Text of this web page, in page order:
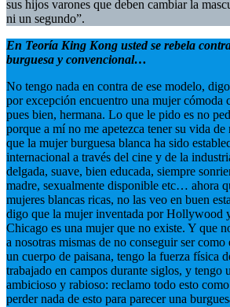
sus hijos varones que deben cambiar la
ni un segundo”.
En Teoría King Kong usted se rebela
burguesa y convencional…
No tengo nada en contra de ese modelo,
por excepción encuentro una mujer cómoda
pues bien, hermana. Lo que le pido es no
porque a mí no me apetezca tener su vida
que la mujer burguesa blanca ha sido
internacional a través del cine y de la
delgada, suave, bien educada, siempre
madre, sexualmente disponible etc… ahora
mujeres blancas ricas, no las veo en buen
digo que la mujer inventada por Hollywood
Chicago es una mujer que no existe. Y que
a nosotras mismas de no conseguir ser como
un cuerpo de paisana, tengo la fuerza física
trabajado en campos durante siglos, y tengo
ambicioso y rabioso: reclamo todo esto
perder nada de esto para parecer una